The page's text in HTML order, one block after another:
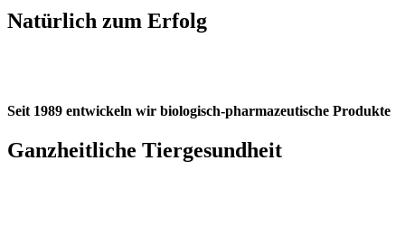
Natürlich zum Erfolg
Seit 1989 entwickeln wir biologisch-pharmazeutische Produkte
Ganzheitliche Tiergesundheit